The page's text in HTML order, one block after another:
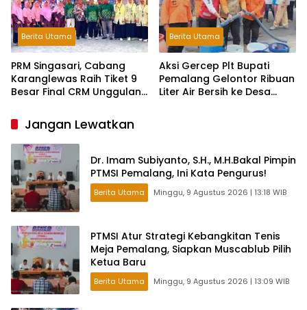
Berita Utama
PRM Singasari, Cabang
Karanglewas Raih Tiket 9
Besar Final CRM Unggulan
Berita Utama
Aksi Gercep Plt Bupati
Pemalang Gelontor Ribuan
Liter Air Bersih ke Desa
Jangan Lewatkan
Dr. Imam Subiyanto, S.H., M.H.Bakal Pimpin
PTMSI Pemalang, Ini Kata Pengurus!
Berita Utama Minggu, 9 Agustus 2026 | 13:18 WIB
PTMSI Atur Strategi Kebangkitan Tenis
Meja Pemalang, Siapkan Muscablub Pilih
Ketua Baru
Berita Utama Minggu, 9 Agustus 2026 | 13:09 WIB